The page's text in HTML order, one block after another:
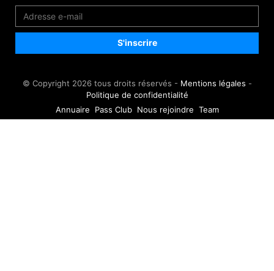
© Copyright 2026 tous droits réservés - Mentions légales -
Politique de confidentialité
Annuaire
Pass Club Nous rejoindre Team